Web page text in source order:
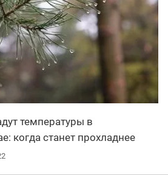
температуры в
когда станет прохладнее